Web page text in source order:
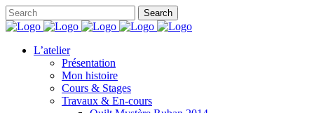
L’atelier
Présentation
Mon histoire
Cours & Stages
Travaux & En-cours